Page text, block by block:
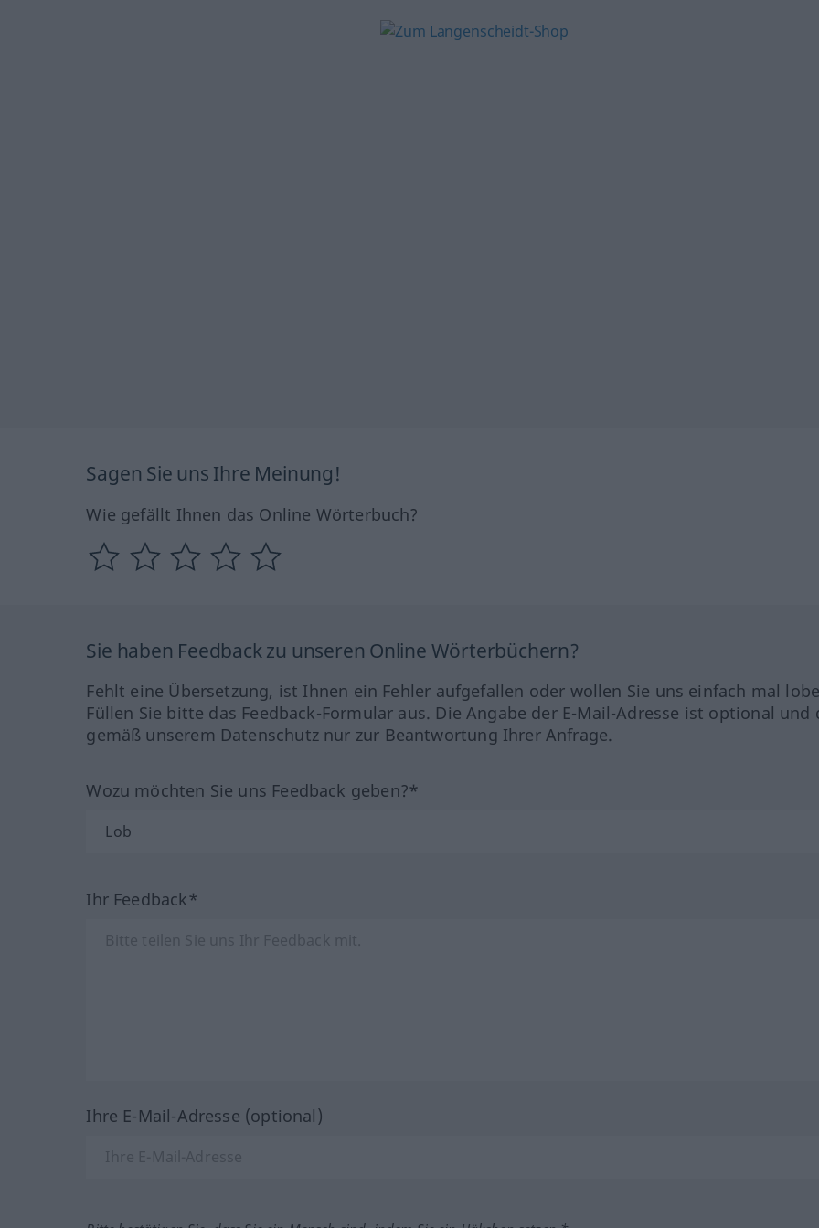
Sagen Sie uns Ihre Meinung!
Wie gefällt Ihnen das Online Wörterbuch?
Sie haben Feedback zu unseren Online Wörterbüchern?
Fehlt eine Übersetzung, ist Ihnen ein Fehler aufgefallen oder wollen Sie uns einfach mal
Füllen Sie bitte das Feedback-Formular aus. Die Angabe der E-Mail-Adresse ist optional und
gemäß unserem Datenschutz nur zur Beantwortung Ihrer Anfrage.
Wozu möchten Sie uns Feedback geben?*
Ihr Feedback*
Ihre E-Mail-Adresse (optional)